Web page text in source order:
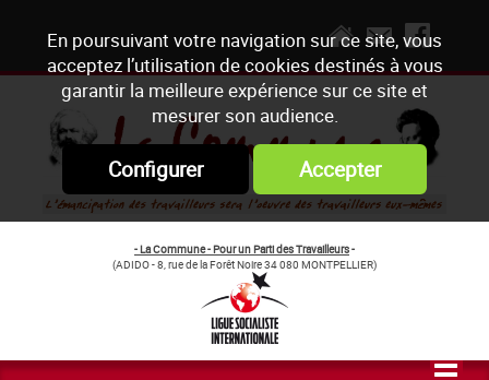
En poursuivant votre navigation sur ce site, vous
acceptez l’utilisation de cookies destinés à vous
garantir la meilleure expérience sur ce site et
mesurer son audience.
Configurer Accepter
- La Commune - Pour un Parti des Travailleurs-
(ADIDO - 8, rue de la Forêt Noire 34 080 MONTPELLIER)